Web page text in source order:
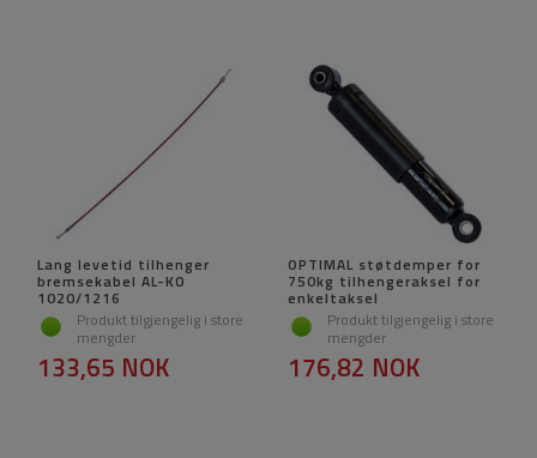
Lang levetid tilhenger
bremsekabel AL-KO
1020/1216
Produkt tilgjengelig i store
mengder
133,65 NOK
OPTIMAL støtdemper for
750kg tilhengeraksel for
enkeltaksel
Produkt tilgjengelig i store
mengder
176,82 NOK